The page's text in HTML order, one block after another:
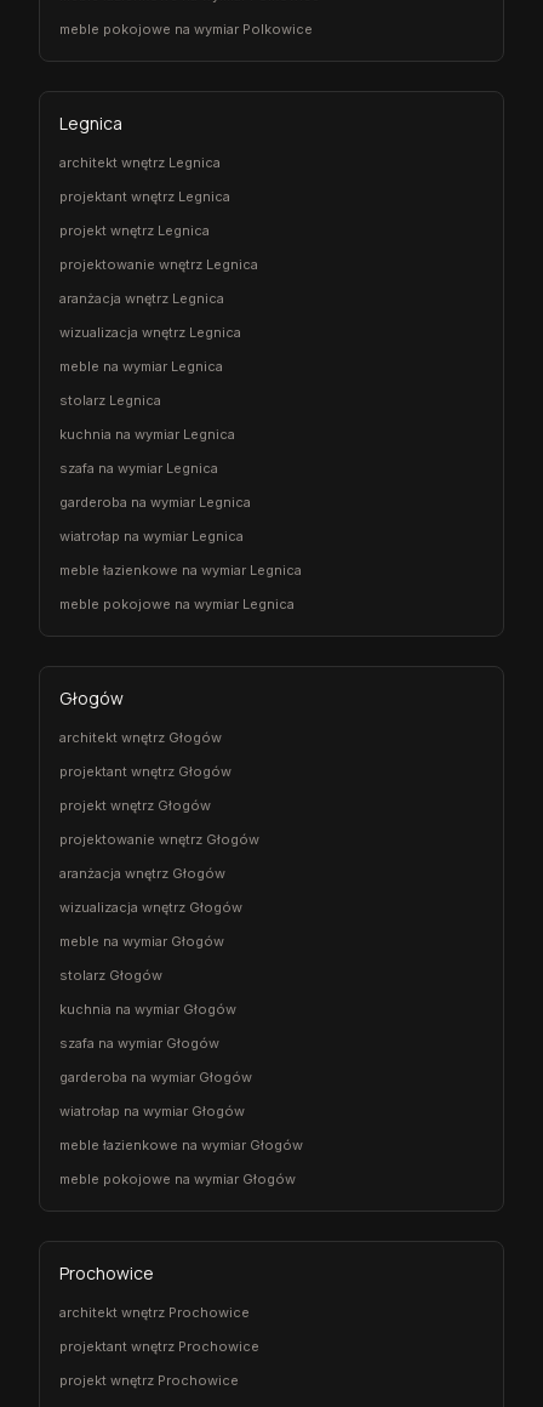
meble pokojowe na wymiar Polkowice
Legnica
architekt wnętrz Legnica
projektant wnętrz Legnica
projekt wnętrz Legnica
projektowanie wnętrz Legnica
aranżacja wnętrz Legnica
wizualizacja wnętrz Legnica
meble na wymiar Legnica
stolarz Legnica
kuchnia na wymiar Legnica
szafa na wymiar Legnica
garderoba na wymiar Legnica
wiatrołap na wymiar Legnica
meble łazienkowe na wymiar Legnica
meble pokojowe na wymiar Legnica
Głogów
architekt wnętrz Głogów
projektant wnętrz Głogów
projekt wnętrz Głogów
projektowanie wnętrz Głogów
aranżacja wnętrz Głogów
wizualizacja wnętrz Głogów
meble na wymiar Głogów
stolarz Głogów
kuchnia na wymiar Głogów
szafa na wymiar Głogów
garderoba na wymiar Głogów
wiatrołap na wymiar Głogów
meble łazienkowe na wymiar Głogów
meble pokojowe na wymiar Głogów
Prochowice
architekt wnętrz Prochowice
projektant wnętrz Prochowice
projekt wnętrz Prochowice